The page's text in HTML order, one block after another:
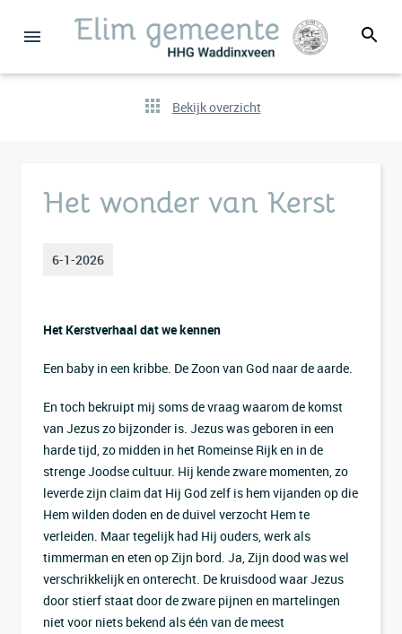
Bekijk overzicht
Het wonder van Kerst
6-1-2026
Het Kerstverhaal dat we kennen
Een baby in een kribbe. De Zoon van God naar de aarde.
En toch bekruipt mij soms de vraag waarom de komst
van Jezus zo bijzonder is. Jezus was geboren in een
harde tijd, zo midden in het Romeinse Rijk en in de
strenge Joodse cultuur. Hij kende zware momenten, zo
leverde zijn claim dat Hij God zelf is hem vijanden op die
Hem wilden doden en de duivel verzocht Hem te
verleiden. Maar tegelijk had Hij ouders, werk als
timmerman en eten op Zijn bord. Ja, Zijn dood was wel
verschrikkelijk en onterecht. De kruisdood waar Jezus
door stierf staat door de zware pijnen en martelingen
niet voor niets bekend als één van de meest